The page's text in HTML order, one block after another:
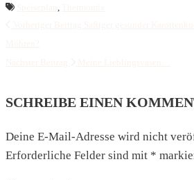
SCHREIBE EINEN
Deine E-Mail-Adresse wird nicht
Erforderliche Felder sind mit *